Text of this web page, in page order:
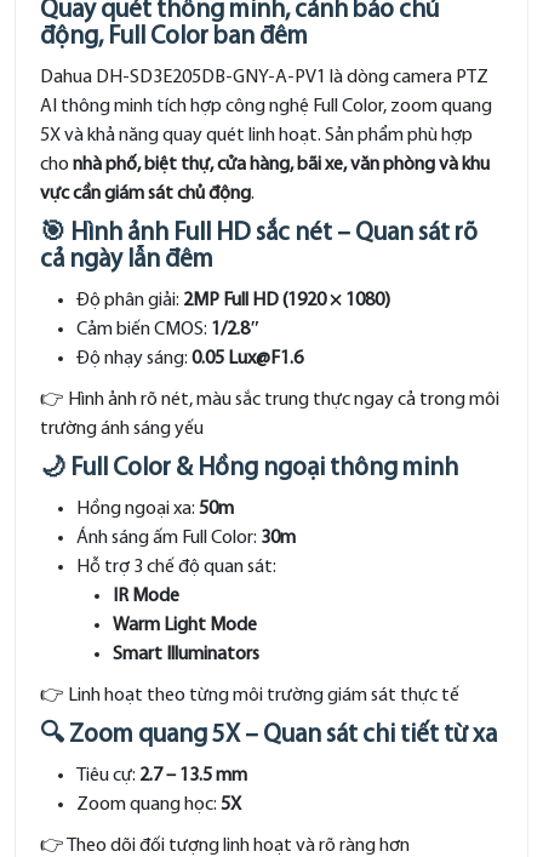
Quay quét thông minh, cảnh báo chủ
động, Full Color ban đêm
Dahua DH-SD3E205DB-GNY-A-PV1 là dòng camera PTZ
AI thông minh tích hợp công nghệ Full Color, zoom quang
5X và khả năng quay quét linh hoạt. Sản phẩm phù hợp
cho nhà phố, biệt thự, cửa hàng, bãi xe, văn phòng và khu
vực cần giám sát chủ động.
🎯 Hình ảnh Full HD sắc nét – Quan sát rõ
cả ngày lẫn đêm
Độ phân giải: 2MP Full HD (1920 × 1080)
Cảm biến CMOS: 1/2.8″
Độ nhạy sáng: 0.05 Lux@F1.6
👉 Hình ảnh rõ nét, màu sắc trung thực ngay cả trong môi
trường ánh sáng yếu
🌙 Full Color & Hồng ngoại thông minh
Hồng ngoại xa: 50m
Ánh sáng ấm Full Color: 30m
Hỗ trợ 3 chế độ quan sát:
IR Mode
Warm Light Mode
Smart Illuminators
👉 Linh hoạt theo từng môi trường giám sát thực tế
🔍 Zoom quang 5X – Quan sát chi tiết từ xa
Tiêu cự: 2.7 – 13.5 mm
Zoom quang học: 5X
👉 Theo dõi đối tượng linh hoạt và rõ ràng hơn